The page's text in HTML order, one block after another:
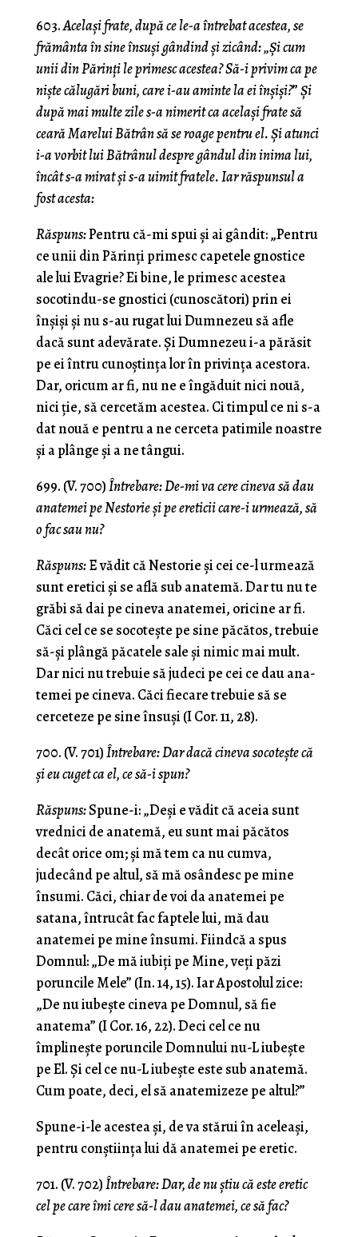
603.Acelaşi frate, după ce le-a întrebat acestea, se
frământa în sine însuşi gândind şi zicând: „Şi cum
unii din Părinţi le primesc acestea? Să-i privim ca pe
nişte călugări buni, care i-au aminte la ei înşişi?”Şi
după mai multe zile s-a nimerit ca acelaşi frate să
ceară Marelui Bătrân să se roage pentru el. Şi atunci
i-a vorbit lui Bătrânul despre gândul din inima lui,
încât s-a mirat şi s-a uimit fratele. Iar răspunsul a
fost acesta:
Răspuns:Pentru că-mi spui şi ai gândit: „Pentru
ce unii din Părinţi primesc capetele gnostice
ale lui Evagrie? Ei bine, le primesc acestea
socotindu-se gnostici (cunos­cători) prin ei
înşişi şi nu s-au rugat lui Dumnezeu să afle
dacă sunt adevărate. Şi Dumnezeu i-a părăsit
pe ei întru cunoştinţa lor în privinţa acestora.
Dar, oricum ar fi, nu ne e îngăduit nici nouă,
nici ţie, să cercetăm acestea. Ci timpul ce ni s-a
dat nouă e pentru a ne cerceta patimile noastre
şi a plânge şi a ne tângui.
699. (V. 700)Întrebare: De-mi va cere cineva să dau
anatemei pe Nestorie şi pe ereticii care-i urmează, să
o fac sau nu?
Răspuns:Ε vădit că Nestorie şi cei ce-l urmează
sunt eretici şi se află sub anatemă. Dar tu nu te
grăbi să dai pe cineva anatemei, oricine ar fi.
Căci cel ce se socoteşte pe sine păcătos, trebuie
să-şi plângă păcatele sale şi nimic mai mult.
Dar nici nu trebuie să judeci pe cei ce dau ana­
temei pe cineva. Căci fiecare trebuie să se
cerceteze pe sine însuşi (I Cor. 11, 28).
700. (V. 701)Întrebare: Dar dacă cineva socoteşte că
şi eu cuget ca el, ce să-i spun?
Răspuns:Spune-i: „Deşi e vădit că aceia sunt
vrednici de anatemă, eu sunt mai păcătos
decât orice om; şi mă tem ca nu cumva,
judecând pe altul, să mă osândesc pe mine
însumi. Căci, chiar de voi da anatemei pe
satana, întrucât fac faptele lui, mă dau
anatemei pe mine însumi. Fiindcă a spus
Domnul: „De mă iubiţi pe Mine, veţi păzi
poruncile Mele” (In. 14, 15). Iar Apostolul zice:
„De nu iubeşte cineva pe Domnul, să fie
anatema” (I Cor. 16, 22). Deci cel ce nu
împlineşte poruncile Domnului nu-L iubeşte
pe El. Şi cel ce nu-L iubeşte este sub ana­temă.
Cum poate, deci, el să anatemizeze pe altul?”
Spune-i-le acestea şi, de va stărui în aceleaşi,
pentru conştiinţa lui dă anatemei pe eretic.
701. (V. 702)Întrebare: Dar, de nu ştiu că este eretic
cel pe care îmi cere să-l dau anatemei, ce să fac?